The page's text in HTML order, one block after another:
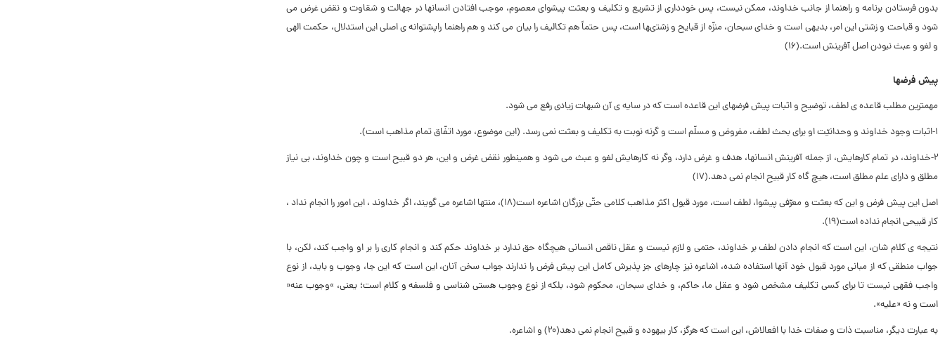
بدون فرستادن برنامه و راهنما از جانب خداوند، ممکن نیست، پس خوددارى از تشریع و تکلیف و بعثت پیشواى معصوم، موجب افتادن انسان‏ها در جهالت و شقاوت و نقض غرض مى
‏شود و قباحت و زشتى این امر، بدیهى است و خداى سبحان، منزّه از قبایح و زشتى‏ها است، پس حتماً هم تکالیف را بیان مى‏ کند و هم راهنما راپشتوانه ‏ى اصلى این استدلال، حکمت الهى
و لغو و عبث نبودن اصل آفرینش است.(۱۶)
پیش فرض‏ها
مهم‏ترین مطلب قاعده‏ ى لطف، توضیح و اثبات پیش فرض‏هاى این قاعده است که در سایه‏ ى آن شبهات زیادى رفع مى ‏شود.
۱-اثبات وجود خداوند و وحدانیّت او براى بحث لطف، مفروض و مسلّم است و گرنه نوبت به تکلیف و بعثت نمى‏ رسد. (این موضوع، مورد اتفّاق تمام مذاهب است).
۲-خداوند، در تمام کارهایش، از جمله آفرینش انسان‏ها، هدف و غرض دارد، وگر نه کارهایش لغو و عبث مى ‏شود و همین‏طور نقض غرض و این، هر دو قبیح است و چون خداوند، بى‏ نیاز
مطلق و داراى علم مطلق است، هیچ گاه کار قبیح انجام نمى ‏دهد.(۱۷)
اصل این پیش فرض و این که بعثت و معرّفى پیشوا، لطف است، مورد قبول اکثر مذاهب کلامى حتّى بزرگان اشاعره است(۱۸)، منتها اشاعره مى ‏گویند، اگر خداوند ، این امور را انجام نداد ،
کار قبیحى انجام نداده است(۱۹).
نتیجه‏ ى کلام شان، این است که انجام دادن لطف بر خداوند، حتمى و لازم نیست و عقل ناقص انسانى هیچ‏گاه حق ندارد بر خداوند حکم کند و انجام کارى را بر او واجب کند، لکن، با
جواب منطقى که از مبانى مورد قبول خود آنها استفاده شده، اشاعره نیز چاره‏اى جز پذیرش کامل این پیش فرض را ندارند جواب سخن آنان، این است که این جا، وجوب و باید، از نوع
واجب فقهى نیست تا براى کسى تکلیف مشخص شود و عقل ما، حاکم، و خداى سبحان، محکوم شود، بلکه از نوع وجوبهستى ‏شناسى و فلسفه و کلام است؛ یعنى، »وجوب عنه«
است و نه «علیه».
به عبارت دیگر، مناسبت ذات و صفات خدا با افعال‏اش، این است که هرگز، کار بیهوده و قبیح انجام نمى ‏دهد(۲۰) و اشاعره.